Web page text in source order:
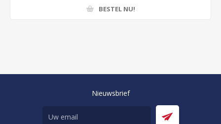
BESTEL NU!
Nieuwsbrief